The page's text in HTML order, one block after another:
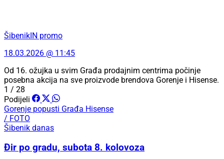
ŠibenikIN promo
18.03.2026 @ 11:45
Od 16. ožujka u svim Građa prodajnim centrima počinje
posebna akcija na sve proizvode brendova Gorenje i Hisense.
1 / 28
Podijeli
Gorenje popusti Građa Hisense
/ FOTO
Šibenik danas
Đir po gradu, subota 8. kolovoza